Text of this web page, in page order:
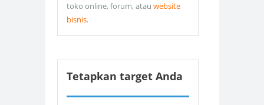
toko online, forum, atau website
bisnis.
Tetapkan target Anda